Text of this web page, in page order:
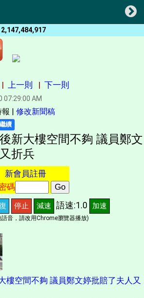
2,147,484,917
| 上一則 | 下一則
07:29:00 AM
報 | 修改新聞稿
新大樓空間不夠 議員鄭文
折兵
新會員註冊
碼
停止 減速 語速:1.0 加速
音，請改用Chrome瀏覽器播放)
樓空間不夠 議員鄭文婷批賠了夫人又